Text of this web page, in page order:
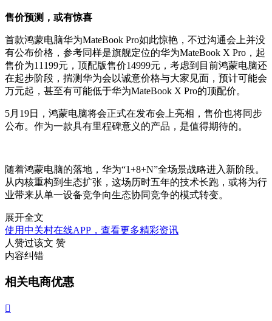
售价预测，或有惊喜
首款鸿蒙电脑华为MateBook Pro如此惊艳，不过沟通会上并没
有公布价格，参考同样是旗舰定位的华为MateBook X Pro，起
售价为11199元，顶配版售价14999元，考虑到目前鸿蒙电脑还
在起步阶段，揣测华为会以诚意价格与大家见面，预计可能会
万元起，甚至有可能低于华为MateBook X Pro的顶配价。
5月19日，鸿蒙电脑将会正式在发布会上亮相，售价也将同步
公布。作为一款具有里程碑意义的产品，是值得期待的。
随着鸿蒙电脑的落地，华为“1+8+N”全场景战略进入新阶段。
从内核重构到生态扩张，这场历时五年的技术长跑，或将为行
业带来从单一设备竞争向生态协同竞争的模式转变。
展开全文
使用中关村在线APP，查看更多精彩资讯
人赞过该文 赞
内容纠错
相关电商优惠
